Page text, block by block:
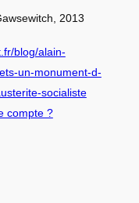
2013
blog/alain-
un-monument-d-
socialiste
compte ?